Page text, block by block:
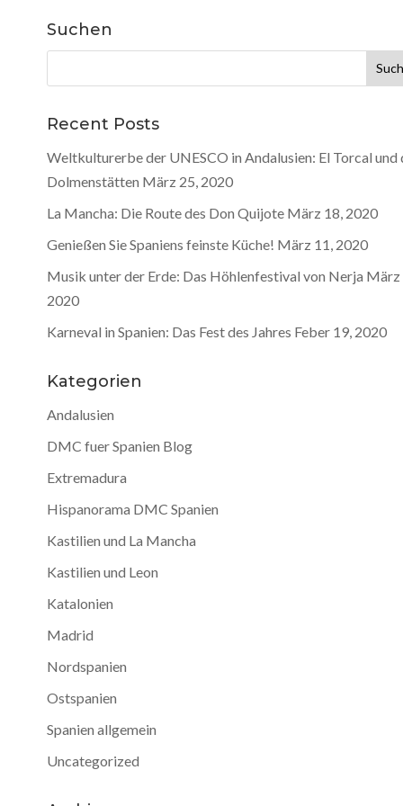
Suchen
nach:
Recent Posts
Weltkulturerbe der UNESCO in Andalusien: El Torcal und
Dolmenstätten März 25, 2020
La Mancha: Die Route des Don Quijote März 18, 2020
Genießen Sie Spaniens feinste Küche! März 11, 2020
Musik unter der Erde: Das Höhlenfestival von Nerja März
2020
Karneval in Spanien: Das Fest des Jahres Feber 19, 2020
Kategorien
Andalusien
DMC fuer Spanien Blog
Extremadura
Hispanorama DMC Spanien
Kastilien und La Mancha
Kastilien und Leon
Katalonien
Madrid
Nordspanien
Ostspanien
Spanien allgemein
Uncategorized